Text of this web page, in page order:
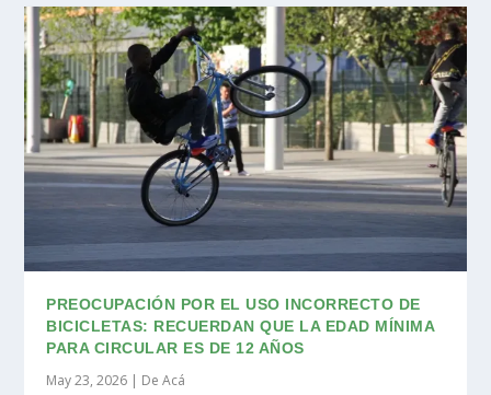
PREOCUPACIÓN POR EL USO INCORRECTO DE
BICICLETAS: RECUERDAN QUE LA EDAD MÍNIMA
PARA CIRCULAR ES DE 12 AÑOS
May 23, 2026 | De Acá